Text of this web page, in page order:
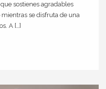
sostienes agradables
se disfruta de una
A […]